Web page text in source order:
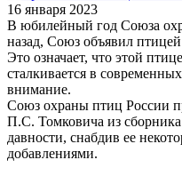
16 января 2023
В юбилейный год Союза
назад, Союз объявил
Это означает, что этой
сталкивается в
внимание.
Союз охраны птиц России
П.С. Томковича из
давности, снабдив ее
добавлениями.